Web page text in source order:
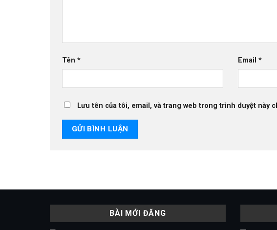
Tên * Email *
Lưu tên của tôi, email, và trang web trong trình duyệt này
BÀI MỚI ĐĂNG